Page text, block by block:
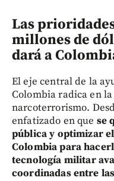
Las
millones de
dará a
El eje central de la
Colombia radica en
narcoterrorismo.
enfatizado en que se
pública y optimizar
Colombia para
tecnología militar
coordinadas entre